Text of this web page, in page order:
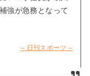
強が急務となって
– 日刊スポーツ –